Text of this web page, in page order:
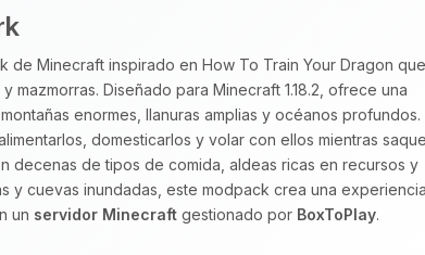
de Minecraft inspirado en How To Train Your Dragon
y mazmorras. Diseñado para Minecraft 1.18.2, ofrece una
enormes, llanuras amplias y océanos profundos.
domesticarlos y volar con ellos mientras
decenas de tipos de comida, aldeas ricas en recursos y
y cuevas inundadas, este modpack crea una
un servidor Minecraft gestionado por BoxToPlay.